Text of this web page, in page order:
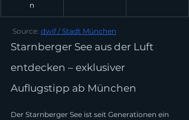
n
Source: dwif / Stadt München
Starnberger See aus der Luft
entdecken – exklusiver
Auflugstipp ab München
Der Starnberger See ist seit Generationen ein